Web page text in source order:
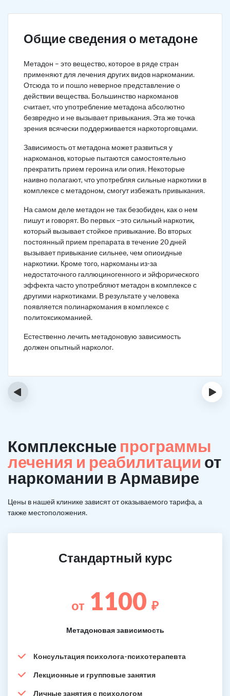
Общие сведения о метадоне
Метадон – это вещество, которое в ряде стран
применяют для лечения других видов наркомании.
Отсюда то и пошло неверное представление о
действии вещества. Большинство наркоманов
считает, что употребление метадона абсолютно
безвредно и не вызывает привыкания. Эта же точка
зрения всячески поддерживается наркоторговцами.
Зависимость от метадона может развиться у
наркоманов, которые пытаются самостоятельно
прекратить прием героина или опия. Некоторые
наивно полагают, что употребляя сильные наркотики в
комплексе с метадоном, смогут избежать привыкания.
На самом деле метадон не так безобиден, как о нем
пишут и говорят. Во первых –это сильный наркотик,
который вызывает стойкое привыкание. Во вторых
постоянный прием препарата в течение 20 дней
вызывает привыкание сильнее, чем опиоидные
наркотики. Кроме того, наркоманы из-за
недостаточного галлюциногенного и эйфорического
эффекта часто употребляют метадон в комплексе с
другими наркотиками. В результате у человека
появляется полинаркомания в комплексе с
политоксикоманией.
Естественно лечить метадоновую зависимость
должен опытный нарколог.
‹ ›
Комплексные программы
лечения и реабилитации от
наркомании в Армавире
Цены в нашей клинике зависят от оказываемого тарифа, а
также местоположения.
Стандартный курс
от 1100 ₽
Метадоновая зависимость
Консультация психолога-психотерапевта
Лекционные и групповые занятия
Личные занятия с психологом